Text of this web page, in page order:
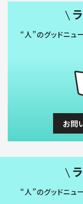
“人”のグッドニュ
お問
“人”のグッドニュ